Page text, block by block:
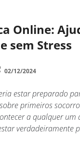
Online:
sem Stress
02/12/2024
estar preparado
primeiros
a qualquer um
verdadeiramente